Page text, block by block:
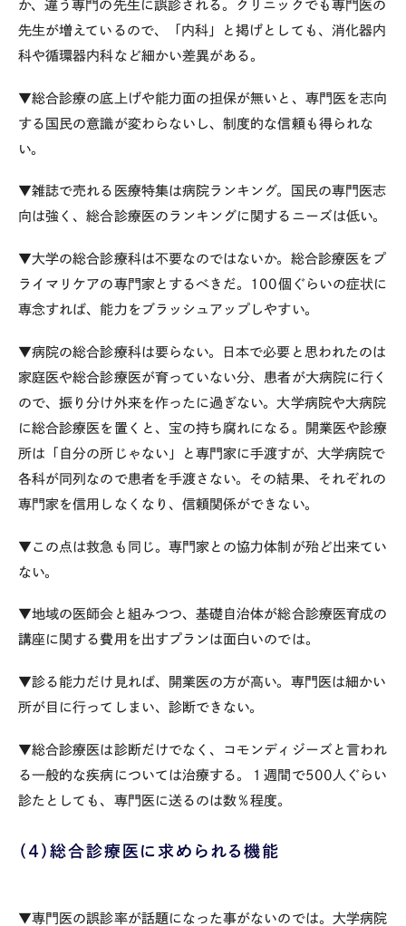
か、違う専門の先生に誤診される。クリニックでも専門医の
先生が増えているので、「内科」と掲げとしても、消化器内
科や循環器内科など細かい差異がある。
▼総合診療の底上げや能力面の担保が無いと、専門医を志向
する国民の意識が変わらないし、制度的な信頼も得られな
い。
▼雑誌で売れる医療特集は病院ランキング。国民の専門医志
向は強く、総合診療医のランキングに関するニーズは低い。
▼大学の総合診療科は不要なのではないか。総合診療医をプ
ライマリケアの専門家とするべきだ。100個ぐらいの症状に
専念すれば、能力をブラッシュアップしやすい。
▼病院の総合診療科は要らない。日本で必要と思われたのは
家庭医や総合診療医が育っていない分、患者が大病院に行く
ので、振り分け外来を作ったに過ぎない。大学病院や大病院
に総合診療医を置くと、宝の持ち腐れになる。開業医や診療
所は「自分の所じゃない」と専門家に手渡すが、大学病院で
各科が同列なので患者を手渡さない。その結果、それぞれの
専門家を信用しなくなり、信頼関係ができない。
▼この点は救急も同じ。専門家との協力体制が殆ど出来てい
ない。
▼地域の医師会と組みつつ、基礎自治体が総合診療医育成の
講座に関する費用を出すプランは面白いのでは。
▼診る能力だけ見れば、開業医の方が高い。専門医は細かい
所が目に行ってしまい、診断できない。
▼総合診療医は診断だけでなく、コモンディジーズと言われ
る一般的な疾病については治療する。１週間で500人ぐらい
診たとしても、専門医に送るのは数％程度。
（４）総合診療医に求められる機能
▼専門医の誤診率が話題になった事がないのでは。大学病院